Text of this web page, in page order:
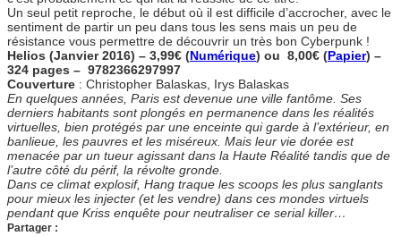
Un seul petit reproche, le début où il est difficile d’accrocher, avec le
sentiment de partir un peu dans tous les sens mais un peu de
résistance vous permettre de découvrir un très bon Cyberpunk !
Helios (Janvier 2016) – 3,99€ (Numérique) ou 8,00€ (Papier) –
324 pages – 9782366297997
Couverture : Christopher Balaskas, Irys Balaskas
En quelques années, Paris est devenue une ville fantôme. Ses
derniers habitants sont plongés en permanence dans les réalités
virtuelles, bien protégés par une enceinte qui garde à l’extérieur, en
banlieue, les pauvres et les miséreux. Mais leur vie dorée est
menacée par un tueur agissant dans la Haute Réalité tandis que de
l’autre côté du périf, la révolte gronde.
Dans ce climat explosif, Hang traque les scoops les plus sanglants
pour mieux les injecter (et les vendre) dans ces mondes virtuels
pendant que Kriss enquête pour neutraliser ce serial killer…
Partager :